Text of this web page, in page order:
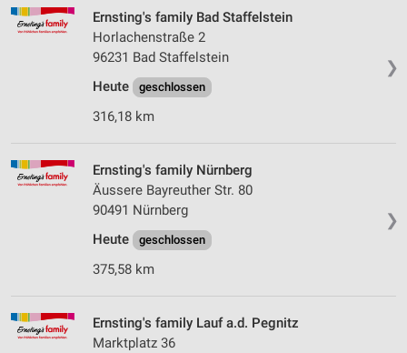
❯
Ernsting's family Bad Staffelstein
Horlachenstraße 2
96231 Bad Staffelstein
Heute
geschlossen
316,18 km
❯
Ernsting's family Nürnberg
Äussere Bayreuther Str. 80
90491 Nürnberg
Heute
geschlossen
375,58 km
Ernsting's family Lauf a.d. Pegnitz
Marktplatz 36